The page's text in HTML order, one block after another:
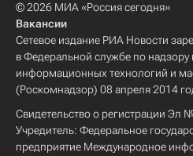
© 2026 МИА «Россия сегодня»
Вакансии
Сетевое издание РИА Новости
в Федеральной службе по надзору
информационных технологий и
(Роскомнадзор) 08 апреля 2014
Свидетельство о регистрации
Учредитель: Федеральное
предприятие Международное